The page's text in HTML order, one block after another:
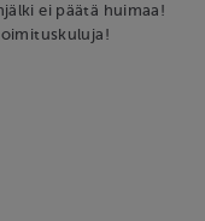
ei päätä huimaa!